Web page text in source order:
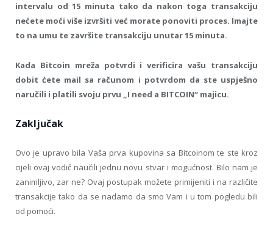
intervalu od 15 minuta tako da nakon toga transakciju
nećete moći više izvršiti već morate ponoviti proces. Imajte
to na umu te završite transakciju unutar 15 minuta.
Kada Bitcoin mreža potvrdi i verificira vašu transakciju
dobit ćete mail sa računom i potvrdom da ste uspješno
naručili i platili svoju prvu „I need a BITCOIN“ majicu.
Zaključak
Ovo je upravo bila Vaša prva kupovina sa Bitcoinom te ste kroz
cijeli ovaj vodič naučili jednu novu stvar i mogućnost. Bilo nam je
zanimljivo, zar ne? Ovaj postupak možete primijeniti i na različite
transakcije tako da se nadamo da smo Vam i u tom pogledu bili
od pomoći.